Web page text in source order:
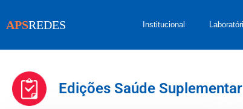
APSREDES Institucional
Edições Saúde Suplementar